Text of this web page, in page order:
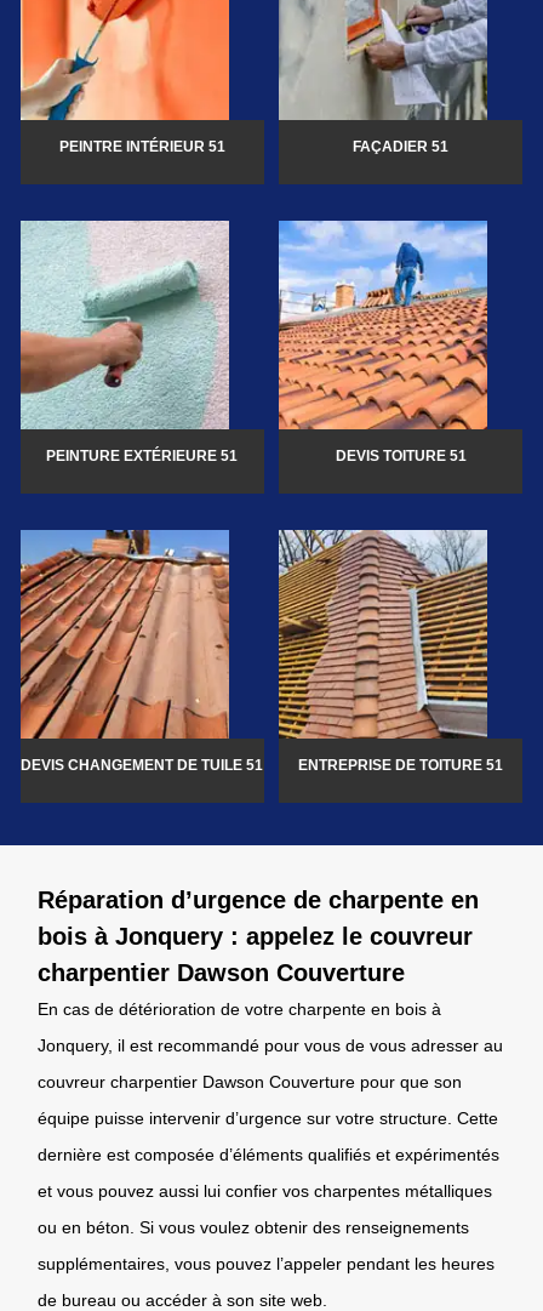
PEINTRE INTÉRIEUR 51 FAÇADIER 51
PEINTURE EXTÉRIEURE 51 DEVIS TOITURE 51
DEVIS CHANGEMENT DE TUILE 51 ENTREPRISE DE TOITURE 51
Réparation d’urgence de charpente en
bois à Jonquery : appelez le couvreur
charpentier Dawson Couverture
En cas de détérioration de votre charpente en bois à
Jonquery, il est recommandé pour vous de vous adresser au
couvreur charpentier Dawson Couverture pour que son
équipe puisse intervenir d’urgence sur votre structure. Cette
dernière est composée d’éléments qualifiés et expérimentés
et vous pouvez aussi lui confier vos charpentes métalliques
ou en béton. Si vous voulez obtenir des renseignements
supplémentaires, vous pouvez l’appeler pendant les heures
de bureau ou accéder à son site web.